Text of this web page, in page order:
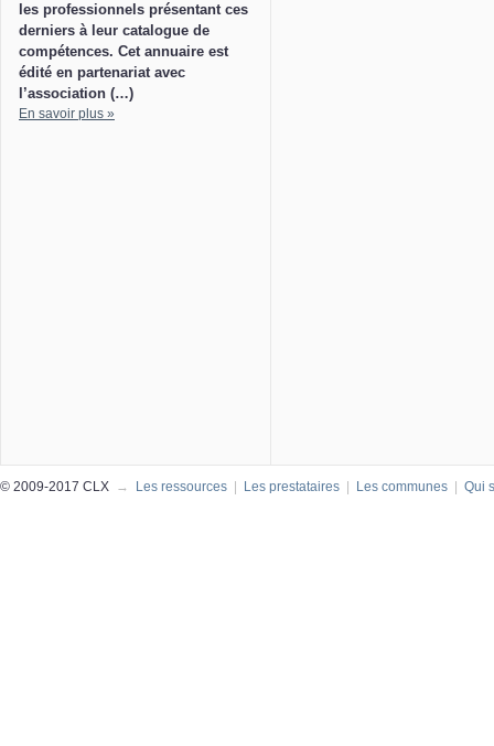
les professionnels présentant ces
derniers à leur catalogue de
compétences. Cet annuaire est
édité en partenariat avec
l’association (…)
En savoir plus »
© 2009-2017 CLX → Les ressources Les prestataires Les communes Qui